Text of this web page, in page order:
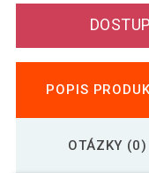
POPIS
OTÁZKY (0)